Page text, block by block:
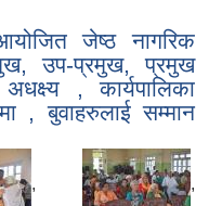
जेष्ठ नागरिक
उप-प्रमुख, प्रमुख
, कार्यपालिका
, बुवाहरुलाई सम्मान
, ,